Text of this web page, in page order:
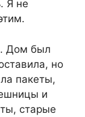
Я не
Дом был
но
пакеты,
и
старые